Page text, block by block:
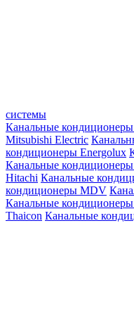
системы
Канальные кондиционеры
Mitsubishi Electric
кондиционеры Energolux
Канальные кондиционеры
Hitachi Канальные
кондиционеры MDV
Канальные кондиционеры
Thaicon Канальные